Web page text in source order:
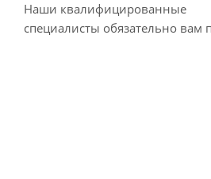
Наши квалифицированные
специалисты обязательно вам